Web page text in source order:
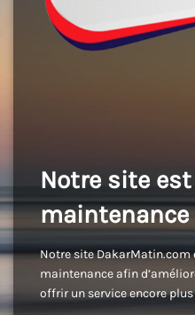
Notre site
maintenance
Notre site DakarMatin.com
maintenance afin
offrir un service encore